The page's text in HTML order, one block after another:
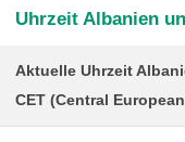
Uhrzeit Albanien
Aktuelle Uhrzeit
CET (Central